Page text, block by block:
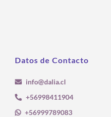
Datos de Contacto
info@dalia.cl
+56998411904
+56999789083